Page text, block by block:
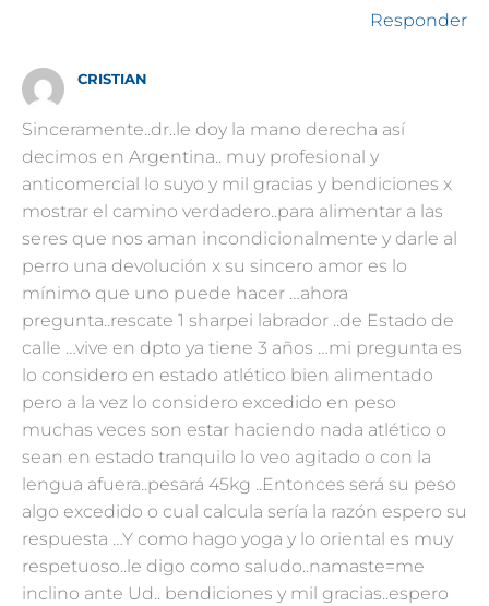
Responder
CRISTIAN
Sinceramente..dr..le doy la mano derecha así
decimos en Argentina.. muy profesional y
anticomercial lo suyo y mil gracias y bendiciones x
mostrar el camino verdadero..para alimentar a las
seres que nos aman incondicionalmente y darle al
perro una devolución x su sincero amor es lo
mínimo que uno puede hacer …ahora
pregunta..rescate 1 sharpei labrador ..de Estado de
calle …vive en dpto ya tiene 3 años …mi pregunta es
lo considero en estado atlético bien alimentado
pero a la vez lo considero excedido en peso
muchas veces son estar haciendo nada atlético o
sean en estado tranquilo lo veo agitado o con la
lengua afuera..pesará 45kg ..Entonces será su peso
algo excedido o cual calcula sería la razón espero su
respuesta …Y como hago yoga y lo oriental es muy
respetuoso..le digo como saludo..namaste=me
inclino ante Ud.. bendiciones y mil gracias..espero